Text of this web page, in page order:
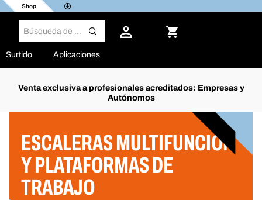
Shop
Surtido Aplicaciones
Venta exclusiva a profesionales acreditados: Empresas y
Autónomos
ESCALERAS MULTIFUNCIÓN
Y PLATAFORMAS DE
TRABAJO
Filtro